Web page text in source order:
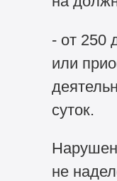
- от 250
или
суток.
не